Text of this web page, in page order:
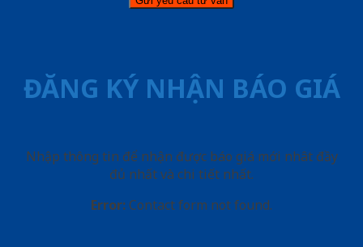
ĐĂNG KÝ NHẬN BÁO GIÁ
Nhập thông tin để nhận được báo giá mới nhât đầy
đủ nhất và chi tiết nhất.
Error: Contact form not found.